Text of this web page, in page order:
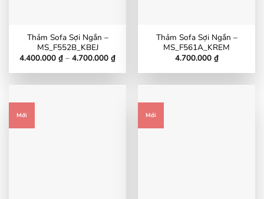
Thảm Sofa Sợi Ngắn –
MS_F552B_KBEJ
4.400.000 ₫ – 4.700.000 ₫Khoảng
từ
đến
Thảm Sofa Sợi Ngắn –
MS_F561A_KREM
4.700.000 ₫
Mới Mới